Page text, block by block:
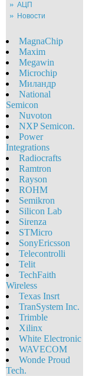
АЦП
Новости
MagnaChip
Maxim
Megawin
Microchip
Миландр
National
Semicon
Nuvoton
NXP Semicon.
Power
Integrations
Radiocrafts
Ramtron
Rayson
ROHM
Semikron
Silicon Lab
Sirenza
STMicro
SonyEricsson
Telecontrolli
Telit
TechFaith
Wireless
Texas Insrt
TranSystem Inc.
Trimble
Xilinx
White Eleсtronic
WAVECOM
Wonde Proud
Tech.